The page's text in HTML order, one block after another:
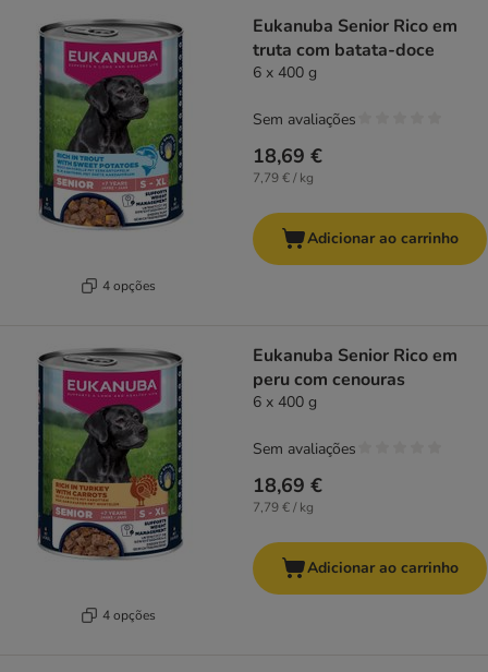
4 opções
Eukanuba Senior Rico em
truta com batata-doce
6 x 400 g
18,69 €
7,79 € / kg
Sem avaliações
Adicionar ao carrinho
4 opções
Eukanuba Senior Rico em
peru com cenouras
6 x 400 g
18,69 €
7,79 € / kg
Sem avaliações
Adicionar ao carrinho